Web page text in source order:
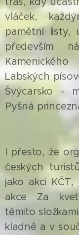
vláček,
pamětní listy,
především
Labských
Švýcarsko -
Pyšná
I přesto, že
českých
jako akci
akce Za
těmito
kladně a v